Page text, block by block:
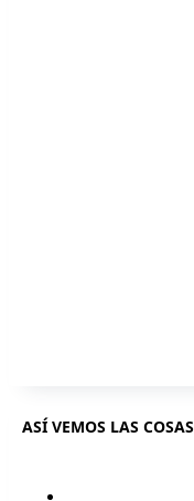
ASÍ VEMOS LAS COSAS